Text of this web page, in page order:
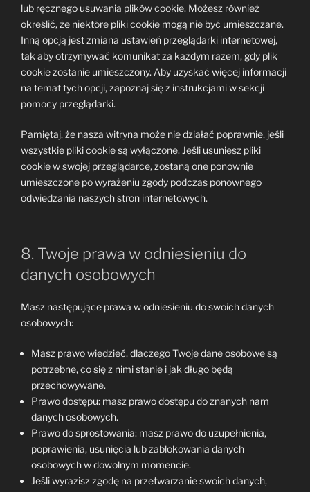
lub ręcznego usuwania plików cookie. Możesz również
określić, że niektóre pliki cookie mogą nie być umieszczane.
Inną opcją jest zmiana ustawień przeglądarki internetowej,
tak aby otrzymywać komunikat za każdym razem, gdy plik
cookie zostanie umieszczony. Aby uzyskać więcej informacji
na temat tych opcji, zapoznaj się z instrukcjami w sekcji
pomocy przeglądarki.
Pamiętaj, że nasza witryna może nie działać poprawnie, jeśli
wszystkie pliki cookie są wyłączone. Jeśli usuniesz pliki
cookie w swojej przeglądarce, zostaną one ponownie
umieszczone po wyrażeniu zgody podczas ponownego
odwiedzania naszych stron internetowych.
8. Twoje prawa w odniesieniu do
danych osobowych
Masz następujące prawa w odniesieniu do swoich danych
osobowych:
Masz prawo wiedzieć, dlaczego Twoje dane osobowe są
potrzebne, co się z nimi stanie i jak długo będą
przechowywane.
Prawo dostępu: masz prawo dostępu do znanych nam
danych osobowych.
Prawo do sprostowania: masz prawo do uzupełnienia,
poprawienia, usunięcia lub zablokowania danych
osobowych w dowolnym momencie.
Jeśli wyrazisz zgodę na przetwarzanie swoich danych,